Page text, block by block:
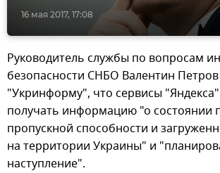
16 мая 2017, 17:08
Руководитель службы по вопросам
безопасности СНБО Валентин Петров
"Укринформу", что сервисы
получать информацию "о состоянии
пропускной способности и
на территории Украины" и
наступление".